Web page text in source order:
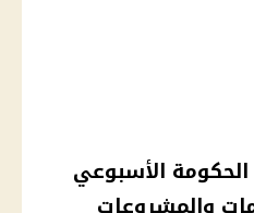
الأسبوعي